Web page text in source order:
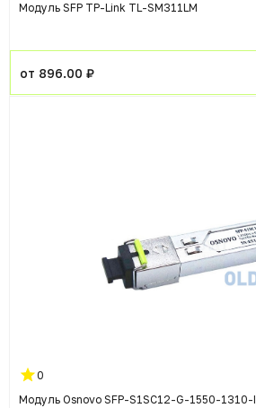
Модуль SFP TP-Link TL-SM311LM
от 896.00 ₽
0
Модуль Osnovo SFP-S1SC12-G-1550-1310-I